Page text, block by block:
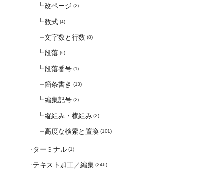
改ページ (2)
数式 (4)
文字数と行数 (8)
段落 (6)
段落番号 (1)
箇条書き (13)
編集記号 (2)
縦組み・横組み (2)
高度な検索と置換 (101)
ターミナル (1)
テキスト加工／編集 (246)